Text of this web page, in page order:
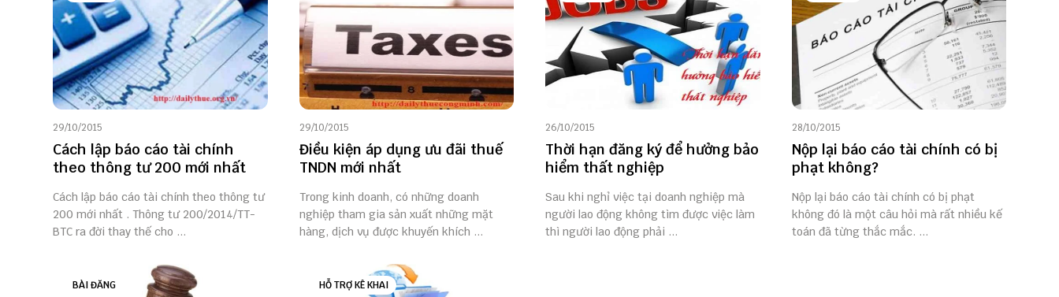
29/10/2015
Cách lập báo cáo tài chính
theo thông tư 200 mới nhất
Cách lập báo cáo tài chính theo thông tư
200 mới nhất . Thông tư 200/2014/TT-
BTC ra đời thay thế cho ...
29/10/2015
Điều kiện áp dụng ưu đãi thuế
TNDN mới nhất
Trong kinh doanh, có những doanh
nghiệp tham gia sản xuất những mặt
hàng, dịch vụ được khuyến khích ...
26/10/2015
Thời hạn đăng ký để hưởng bảo
hiểm thất nghiệp
Sau khi nghỉ việc tại doanh nghiệp mà
người lao động không tìm được việc làm
thì người lao động phải ...
28/10/2015
Nộp lại báo cáo tài chính có bị
phạt không?
Nộp lại báo cáo tài chính có bị phạt
không đó là một câu hỏi mà rất nhiều kế
toán đã từng thắc mắc. ...
BÀI ĐĂNG HỖ TRỢ KÊ KHAI